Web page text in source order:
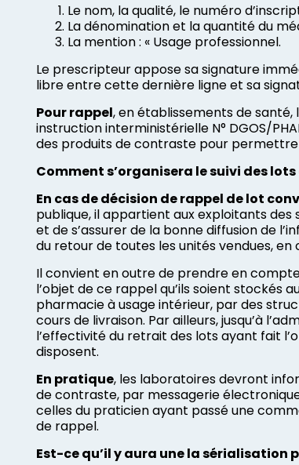
Le nom, la qualité, le numéro
La dénomination et la quantité du
La mention : « Usage professionnel.
Le prescripteur appose sa signature
libre entre cette dernière ligne et sa
Pour rappel, en établissements de
instruction interministérielle N° DGOS/
des produits de contraste pour
Comment s’organisera le suivi des
En cas de décision de rappel de lot
publique, il appartient aux exploitants
et de s’assurer de la bonne diffusion de
du retour de toutes les unités vendues,
Il convient en outre de prendre en
l’objet de ce rappel qu’ils soient stockés
pharmacie à usage intérieur, par des
cours de livraison. Par ailleurs, jusqu’à
l’effectivité du retrait des lots ayant fait
disposent.
En pratique, les laboratoires devront
de contraste, par messagerie
celles du praticien ayant passé une
de rappel.
Est-ce qu’il y aura une la sérialisation